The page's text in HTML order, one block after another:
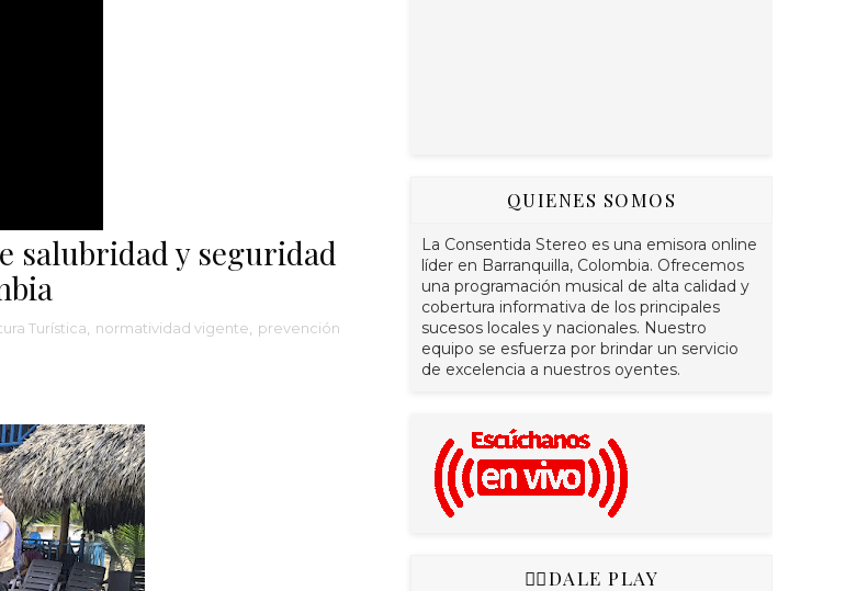
salubridad y seguridad
Turística normatividad vigente
prevención
QUIENES SOMOS
La Consentida Stereo es una emisora online
líder en Barranquilla, Colombia. Ofrecemos
una programación musical de alta calidad y
cobertura informativa de los principales
sucesos locales y nacionales. Nuestro
equipo se esfuerza por brindar un servicio
de excelencia a nuestros oyentes.
👇🏻DALE PLAY